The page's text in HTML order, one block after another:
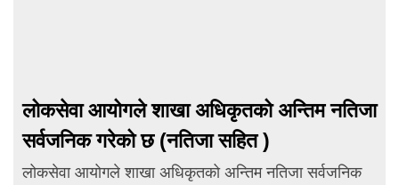
लोकसेवा आयोगले शाखा अधिकृतको अन्तिम नतिजा
सर्वजनिक गरेको छ (नतिजा सहित )
लोकसेवा आयोगले शाखा अधिकृतको अन्तिम नतिजा सर्वजनिक